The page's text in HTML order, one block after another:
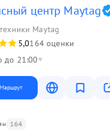
центр Maytag
Maytag
5,0164 оценки
до 21:00
Маршрут
164